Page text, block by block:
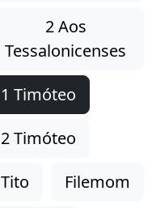
2 Aos
Tessalonicenses
1 Timóteo
2 Timóteo
Tito
Filemom